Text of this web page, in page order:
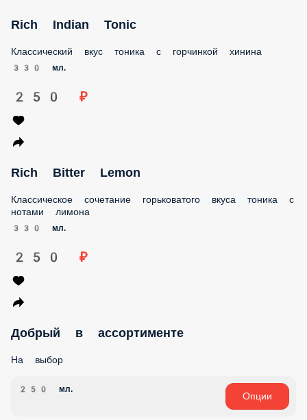
Riсh Indian Tonic
Классический вкус тоника с горчинкой хинина
330 мл.
250 ₽
Rich Bitter Lemon
Классическое сочетание горьковатого вкуса тоника с
нотами лимона
330 мл.
250 ₽
Добрый в ассортименте
На выбор
250 мл.
Опции